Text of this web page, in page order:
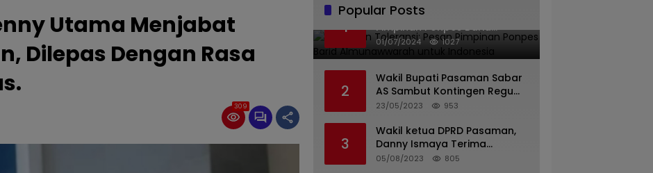
Utama Menjabat
Dilepas Dengan Rasa
309
Popular Posts
1
Islam dan Toleransi: Pesan
Pimpinan Ponpes Barid
Almunawwarah untuk
Indonesia
01/07/2024 1027
2
Wakil Bupati Pasaman Sabar
AS Sambut Kontingen Regu
Pramuka Kwarcab Pasaman
23/05/2023 953
3
Wakil ketua DPRD Pasaman,
Danny Ismaya Terima
Kunjungan Mahasiswa KKN
05/08/2023 805